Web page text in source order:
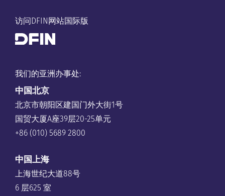
访问DFIN网站国际版
我们的亚洲办事处:
中国北京
北京市朝阳区建国门外大街1号
国贸大厦A座39层20-25单元
+86 (010) 5689 2800
中国上海
上海世纪大道88号
6 层625 室